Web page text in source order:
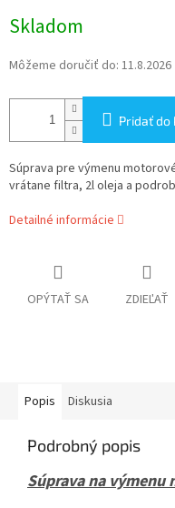
cena:
Skladom
Môžeme doručiť do: 11.8.2026
Pridať do
Súprava pre výmenu
vrátane filtra, 2l oleja a
Detailné informácie
OPÝTAŤ SA ZDIEĽAŤ
Popis Diskusia
Podrobný popis
Súprava na